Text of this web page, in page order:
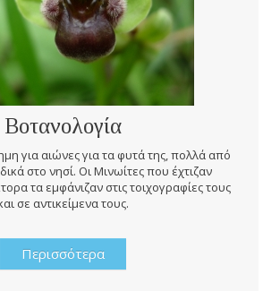
Βοτανολογία
για αιώνες για τα φυτά της, πολλά από
στο νησί. Οι Μινωίτες που έχτιζαν
τα εμφάνιζαν στις τοιχογραφίες τους
σε αντικείμενα τους.
Περισσότερα